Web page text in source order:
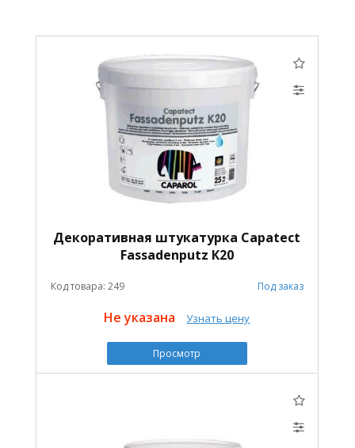
Декоративная штукатурка Capatect
Fassadenputz К20
Код товара: 249 Под заказ
Не указана Узнать цену
Просмотр